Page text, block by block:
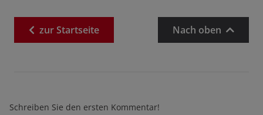
zurStartseite Nach oben
Schreiben Sie den ersten Kommentar!